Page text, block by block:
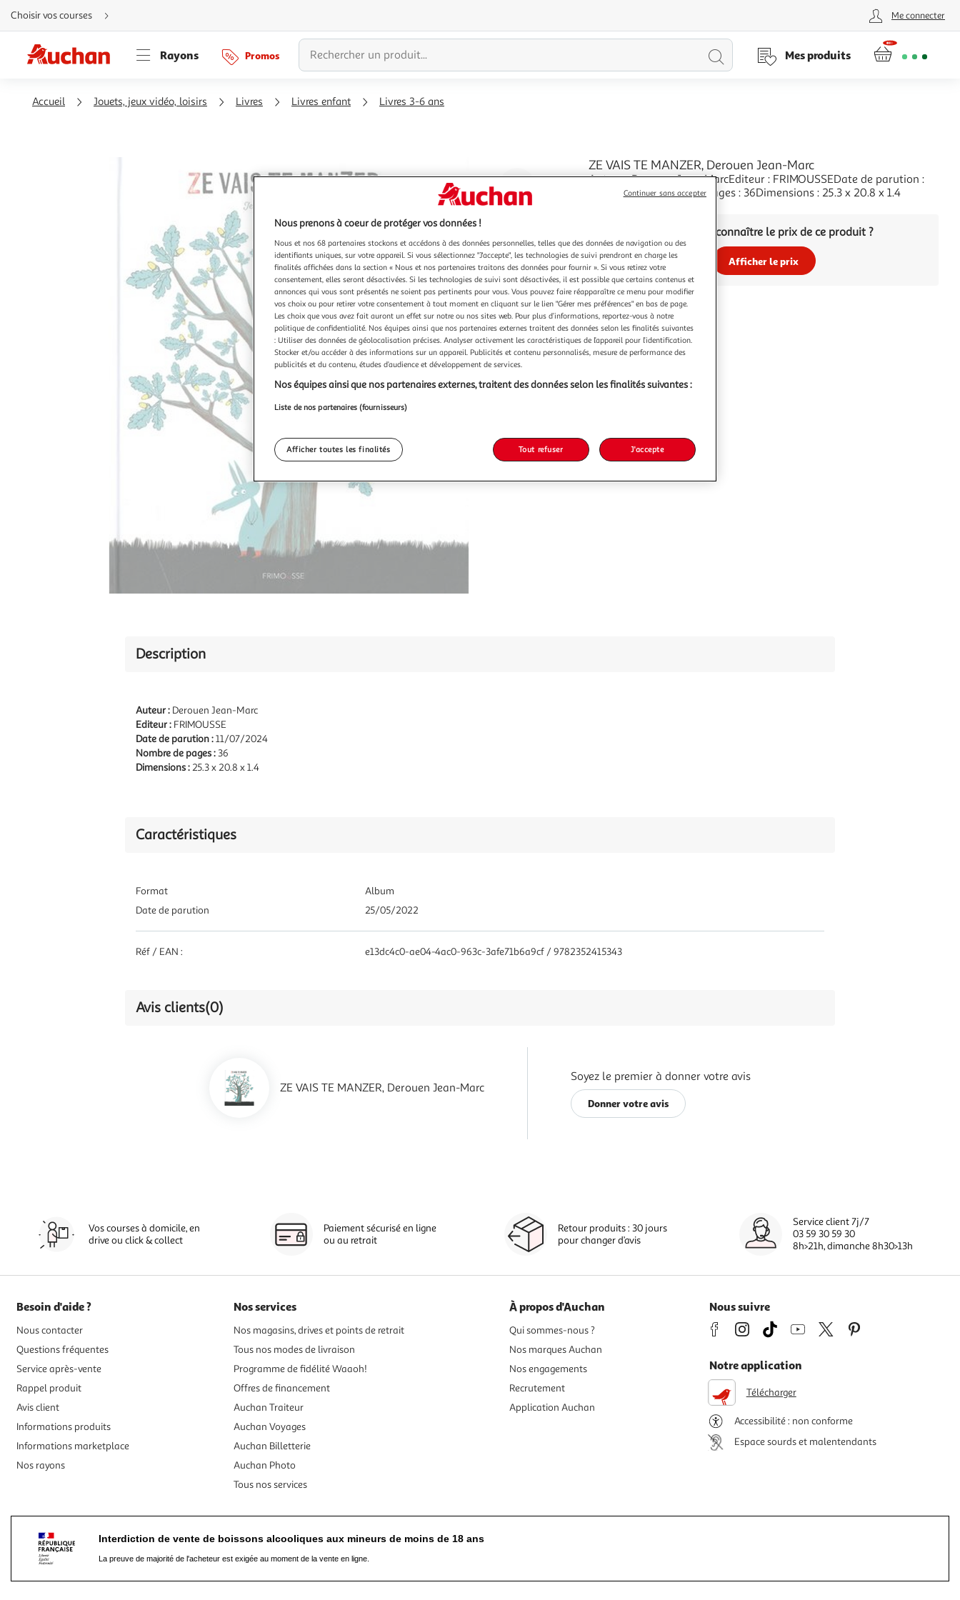
Aller
directement
au
Aller
directement
à
Aller
directement
Choisir vos courses Me connecter
Rayons Promos
Lancer
Mes produits
Accueil Jouets, jeux vidéo, loisirs Livres Livres enfant Livres 3-6 ans
Agrandir
l'illustration
200%
l'illustration
à
100
%
Partager
le
produit
ZE VAIS TE MANZER, Derouen Jean-Marc
Auteur : Derouen Jean-MarcEditeur : FRIMOUSSEDate de parution :
11/07/2024Nombre de pages : 36Dimensions : 25.3 x 20.8 x 1.4
Vous voulez connaître le prix de ce produit ?
Afficher le prix
Description
Auteur : Derouen Jean-Marc
Editeur : FRIMOUSSE
Date de parution :11/07/2024
Nombre de pages :36
Dimensions :25.3 x 20.8 x 1.4
Caractéristiques
Format
Album
Date de parution
25/05/2022
Réf / EAN : e13dc4c0-ae04-4ac0-963c-3afe71b6a9cf / 9782352415343
Avis clients(0)
ZE VAIS TE MANZER, Derouen Jean-Marc
Soyez le premier à donner votre avis
Donner votre avis
Vos courses à domicile, en
drive ou click & collect
Paiement sécurisé en ligne
ou au retrait
Retour produits : 30 jours
pour changer d’avis
Service client 7j/7
03 59 30 59 30
8h>21h, dimanche 8h30>13h
Besoin d'aide ?
Nous contacter
Questions fréquentes
Service après-vente
Rappel produit
Avis client
Informations produits
Informations marketplace
Nos rayons
Nos services
Nos magasins, drives et points de retrait
Tous nos modes de livraison
Programme de fidélité Waaoh!
Offres de financement
Auchan Traiteur
Auchan Voyages
Auchan Billetterie
Auchan Photo
Tous nos services
À propos d'Auchan
Qui sommes-nous ?
Nos marques Auchan
Nos engagements
Recrutement
Application Auchan
Nous suivre
Notre application
Télécharger
Accessibilité : non conforme
Espace sourds et malentendants
Interdiction de vente de boissons alcooliques aux mineurs de moins de 18 ans
La preuve de majorité de l'acheteur est exigée au moment de la vente en ligne.
Nous prenons à coeur de protéger vos données !
Nous et nos 68 partenaires stockons et accédons à des données personnelles, telles que des données de navigation ou des
identifiants uniques, sur votre appareil. Si vous sélectionnez "J'accepte", les technologies de suivi prendront en charge les
finalités affichées dans la section « Nous et nos partenaires traitons des données pour fournir ». Si vous retirez votre
consentement, elles seront désactivées. Si les technologies de suivi sont désactivées, il est possible que certains contenus et
annonces qui vous sont présentés ne soient pas pertinents pour vous. Vous pouvez faire réapparaître ce menu pour modifier
vos choix ou pour retirer votre consentement à tout moment en cliquant sur le lien "Gérer mes préférences" en bas de page.
Les choix que vous avez fait auront un effet sur notre ou nos sites web. Pour plus d’informations, reportez-vous à notre
politique de confidentialité. Nos équipes ainsi que nos partenaires externes traitent des données selon les finalités suivantes
: Utiliser des données de géolocalisation précises. Analyser activement les caractéristiques de l’appareil pour l’identification.
Stocker et/ou accéder à des informations sur un appareil. Publicités et contenu personnalisés, mesure de performance des
publicités et du contenu, études d’audience et développement de services.
Nos équipes ainsi que nos partenaires externes, traitent des données selon les finalités suivantes :
Liste de nos partenaires (fournisseurs)
Afficher toutes les finalités Tout refuser J'accepte
Continuer sans accepter